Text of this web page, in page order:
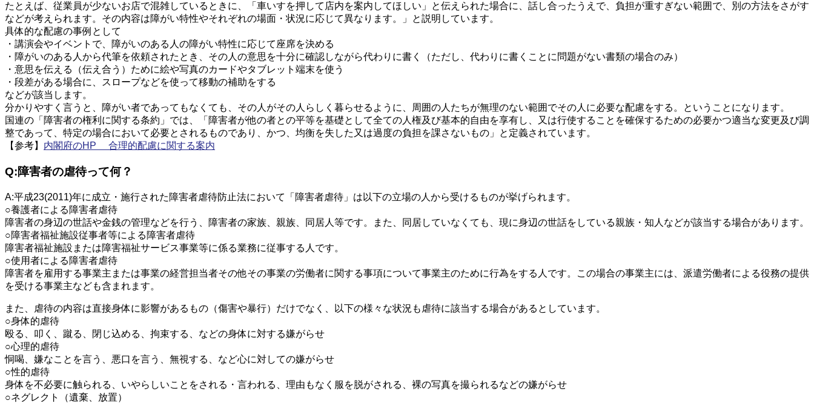
たとえば、従業員が少ないお店で混雑しているときに、「車いすを押して店内を案内してほしい」と伝えられた場合に、話し合ったうえで、負担が重すぎない範囲で、別の方法をさがす
などが考えられます。その内容は障がい特性やそれぞれの場面・状況に応じて異なります。」と説明しています。
具体的な配慮の事例として
・講演会やイベントで、障がいのある人の障がい特性に応じて座席を決める
・障がいのある人から代筆を依頼されたとき、その人の意思を十分に確認しながら代わりに書く（ただし、代わりに書くことに問題がない書類の場合のみ）
・意思を伝える（伝え合う）ために絵や写真のカードやタブレット端末を使う
・段差がある場合に、スロープなどを使って移動の補助をする
などが該当します。
分かりやすく言うと、障がい者であってもなくても、その人がその人らしく暮らせるように、周囲の人たちが無理のない範囲でその人に必要な配慮をする。ということになります。
国連の「障害者の権利に関する条約」では、「障害者が他の者との平等を基礎として全ての人権及び基本的自由を享有し、又は行使することを確保するための必要かつ適当な変更及び調
整であって、特定の場合において必要とされるものであり、かつ、均衡を失した又は過度の負担を課さないもの」と定義されています。
【参考】 内閣府のHP 合理的配慮に関する案内
Q:障害者の虐待って何？
A:平成23(2011)年に成立・施行された障害者虐待防止法において「障害者虐待」は以下の立場の人から受けるものが挙げられます。
○養護者による障害者虐待
障害者の身辺の世話や金銭の管理などを行う、障害者の家族、親族、同居人等です。また、同居していなくても、現に身辺の世話をしている親族・知人などが該当する場合があります。
○障害者福祉施設従事者等による障害者虐待
障害者福祉施設または障害福祉サービス事業等に係る業務に従事する人です。
○使用者による障害者虐待
障害者を雇用する事業主または事業の経営担当者その他その事業の労働者に関する事項について事業主のために行為をする人です。この場合の事業主には、派遣労働者による役務の提供
を受ける事業主なども含まれます。
また、虐待の内容は直接身体に影響があるもの（傷害や暴行）だけでなく、以下の様々な状況も虐待に該当する場合があるとしています。
○身体的虐待
殴る、叩く、蹴る、閉じ込める、拘束する、などの身体に対する嫌がらせ
○心理的虐待
恫喝、嫌なことを言う、悪口を言う、無視する、など心に対しての嫌がらせ
○性的虐待
身体を不必要に触られる、いやらしいことをされる・言われる、理由もなく服を脱がされる、裸の写真を撮られるなどの嫌がらせ
○ネグレクト（遺棄、放置）